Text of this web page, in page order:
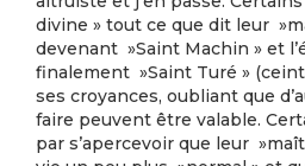
divine » tout ce que dit leur
devenant »Saint Machin » et
finalement »Saint Turé »
ses croyances, oubliant que
faire peuvent être valable.
par s’apercevoir que leur